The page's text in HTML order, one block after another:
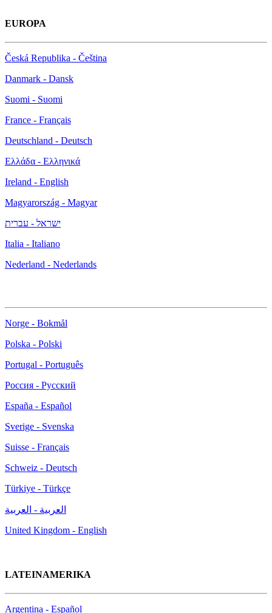
EUROPA
Česká Republika - Čeština
Danmark - Dansk
Suomi - Suomi
France - Français
Deutschland - Deutsch
Ελλάδα - Ελληνικά
Ireland - English
Magyarország - Magyar
ישראל - עברית
Italia - Italiano
Nederland - Nederlands
Norge - Bokmål
Polska - Polski
Portugal - Português
Россия - Русский
España - Español
Sverige - Svenska
Suisse - Français
Schweiz - Deutsch
Türkiye - Türkçe
العربية - العربية
United Kingdom - English
LATEINAMERIKA
Argentina - Español